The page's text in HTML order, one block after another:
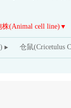
(Animal cell line)
仓鼠(Cricetulus